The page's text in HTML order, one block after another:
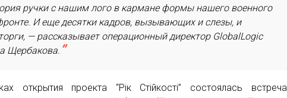
ручки с нашим лого в кармане формы нашего военного
И еще десятки кадров, вызывающих и слезы, и
— рассказывает операционный директор GlobalLogic
Щербакова.
открытия проекта “Рік Стійкості” состоялась встреча